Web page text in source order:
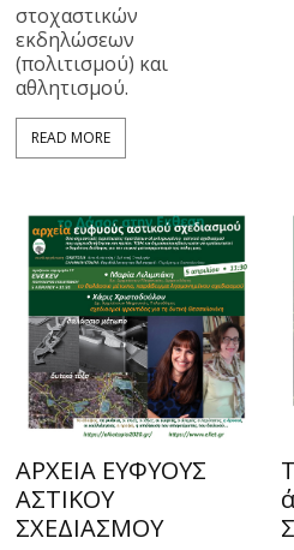
στοχαστικών
εκδηλώσεων
(πολιτισμού) και
αθλητισμού.
READ MORE
ΑΡΧΕΙΑ ΕΥΦΥΟΥΣ
ΑΣΤΙΚΟΥ
ΣΧΕΔΙΑΣΜΟΥ